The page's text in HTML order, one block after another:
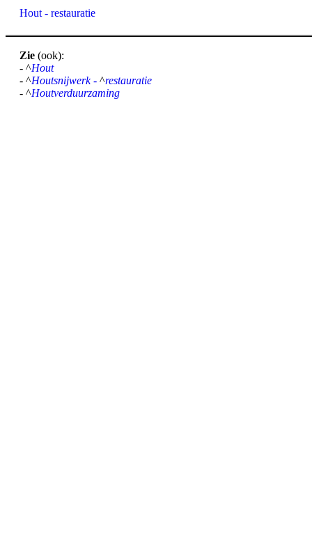
Hout - restauratie
Zie (ook):
- ^Hout
- ^Houtsnijwerk - ^restauratie
- ^Houtverduurzaming